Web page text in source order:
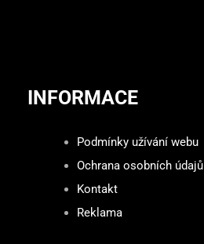
INFORMACE
Podmínky užívání webu
Ochrana osobních údajů
Kontakt
Reklama